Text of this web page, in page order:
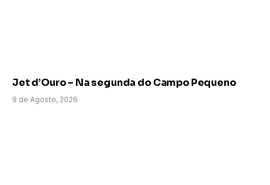
Jet d’Ouro – Na segunda do Campo Pequeno
9 de Agosto, 2026